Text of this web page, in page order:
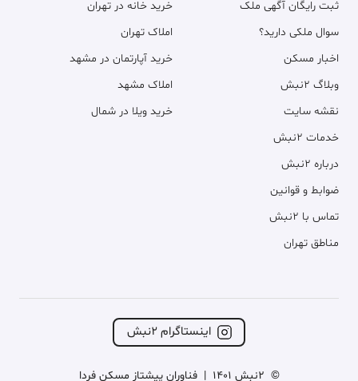
ثبت رایگان آگهی ملک
سوال ملکی دارید؟
اخبار مسکن
وبلاگ ۲نبش
نقشه سایت
خدمات ۲نبش
درباره ۲نبش
ضوابط و قوانین
تماس با ۲نبش
مناطق تهران
خرید خانه در تهران
املاک تهران
خرید آپارتمان در مشهد
املاک مشهد
خرید ویلا در شمال
اینستاگرام ۲نبش
© 2نبش 1401 | فناوران پیشتاز مسکن فردا